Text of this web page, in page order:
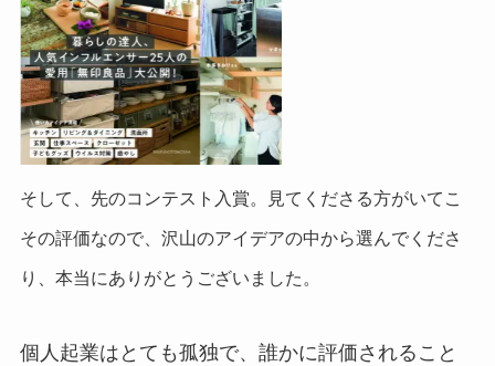
そして、先のコンテスト入賞。見てくださる方がいてこ
その評価なので、沢山のアイデアの中から選んでくださ
り、本当にありがとうございました。
個人起業はとても孤独で、誰かに評価されること